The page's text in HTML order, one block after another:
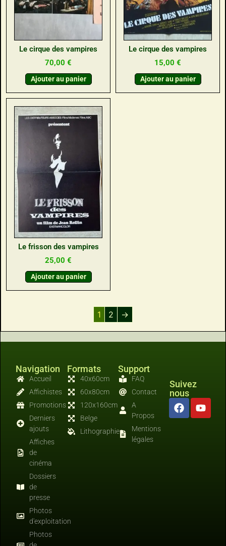
Le cirque des vampires
70,00 €
Ajouter au panier
Le cirque des vampires
15,00 €
Ajouter au panier
Le frisson des vampires
25,00 €
Ajouter au panier
1 2 →
Navigation
Accueil
Affichistes
Promotions
Derniers
ajouts
Affiches
de
cinéma
Dossiers
de
presse
Photos
d'exploitation
Photos
Formats
40x60cm
60x80cm
120x160cm
Belge
Lithographies
Support
FAQ
Contact
A
Propos
Mentions
légales
Suivez
nous